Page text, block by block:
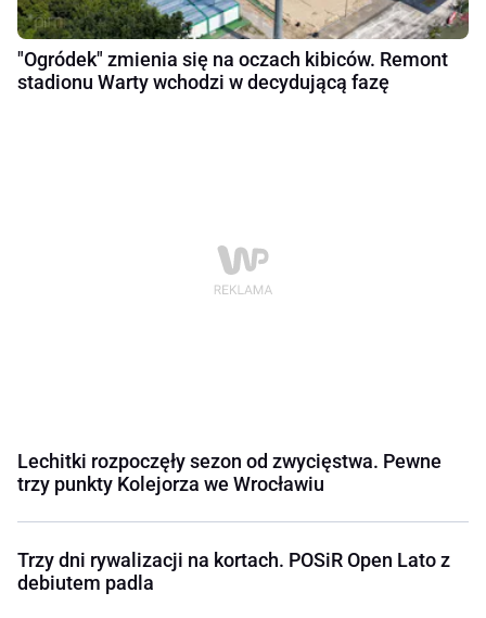
"Ogródek" zmienia się na oczach kibiców. Remont
stadionu Warty wchodzi w decydującą fazę
Lechitki rozpoczęły sezon od zwycięstwa. Pewne
trzy punkty Kolejorza we Wrocławiu
Trzy dni rywalizacji na kortach. POSiR Open Lato z
debiutem padla